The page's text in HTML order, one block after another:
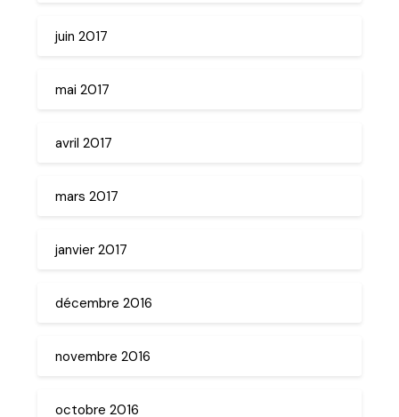
juin 2017
mai 2017
avril 2017
mars 2017
janvier 2017
décembre 2016
novembre 2016
octobre 2016